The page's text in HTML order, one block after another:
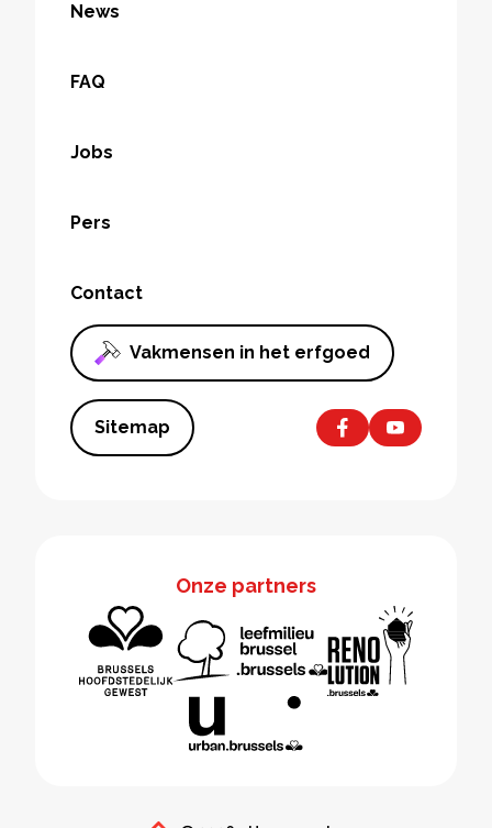
News
FAQ
Jobs
Pers
Contact
Vakmensen in het erfgoed
Sitemap
Onze partners